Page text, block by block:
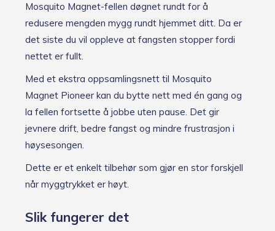
Mosquito Magnet-fellen døgnet rundt for å
redusere mengden mygg rundt hjemmet ditt. Da er
det siste du vil oppleve at fangsten stopper fordi
nettet er fullt.
Med et ekstra oppsamlingsnett til Mosquito
Magnet Pioneer kan du bytte nett med én gang og
la fellen fortsette å jobbe uten pause. Det gir
jevnere drift, bedre fangst og mindre frustrasjon i
høysesongen.
Dette er et enkelt tilbehør som gjør en stor forskjell
når myggtrykket er høyt.
Slik fungerer det